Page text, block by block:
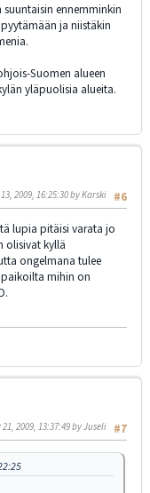
ennemminkin
ja niistäkin
Suomen alueen
yläpuolisia alueita.
#6
2009, 16:25:30 by Karski
lupia pitäisi varata jo
olisivat kyllä
ongelmana tulee
mihin on
#7
2009, 13:37:49 by Juseli